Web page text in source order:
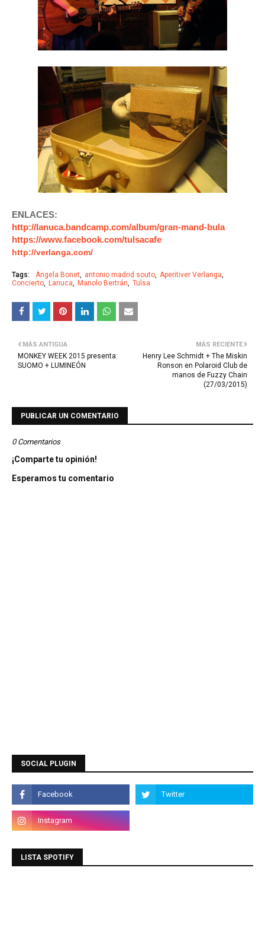
ENLACES:
http://lanuca.bandcamp.com/album/gran-mand-bula
https://www.facebook.com/tulsacafe
http://verlanga.com/
Tags: Ángela Bonet antonio madrid souto Aperitiver Verlanga
Concierto
Lanuca Manolo Bertrán Tulsa
MÁS RECIENTE
Henry Lee Schmidt + The Miskin
Ronson en Polaroid Club de
manos de Fuzzy Chain
(27/03/2015)
MÁS ANTIGUA
MONKEY WEEK 2015 presenta:
SUOMO + LUMINEÓN
PUBLICAR UN COMENTARIO
0 Comentarios
¡Comparte tu opinión!
Esperamos tu comentario
SOCIAL PLUGIN
LISTA SPOTIFY